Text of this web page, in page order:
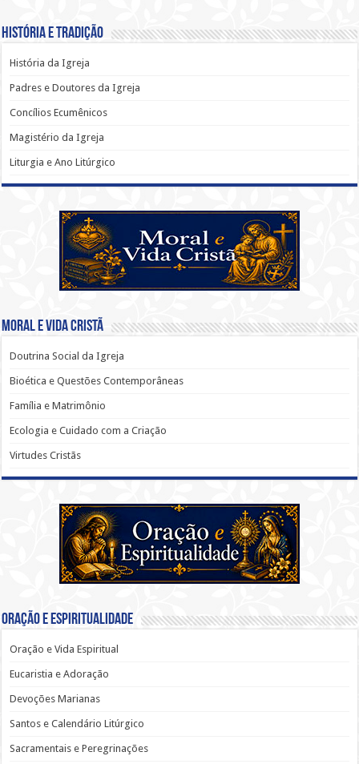
História e Tradição
História da Igreja
Padres e Doutores da Igreja
Concílios Ecumênicos
Magistério da Igreja
Liturgia e Ano Litúrgico
Moral e Vida Cristã
Doutrina Social da Igreja
Bioética e Questões Contemporâneas
Família e Matrimônio
Ecologia e Cuidado com a Criação
Virtudes Cristãs
Oração e Espiritualidade
Oração e Vida Espiritual
Eucaristia e Adoração
Devoções Marianas
Santos e Calendário Litúrgico
Sacramentais e Peregrinações